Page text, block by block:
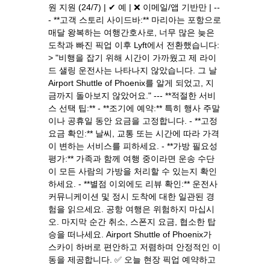
원 지원 (24/7) | ✔ 예 | ❌ 이메일/앱 기반만 | --
- **고객 스토리 사이드바:** 마리아는 포항으로
매달 왕복하는 여행간호사로, 너무 많은 늦은
도착과 빠진 픽업 이후 Lyft에서 전환했습니다:
> "비행을 잡기 위해 시간이 가까웠고 제 라이
드 샐링 운전사는 나타나지 않았습니다. 그 날
Airport Shuttle of Phoenix를 알게 되었고, 지
금까지 돌아보지 않았어요." --- **적절한 서비
스 선택 팁:** - **조기에 예약:** 특히 행사 주말
이나 공휴일 동안 요금을 고정합니다. - **고정
요금 확인:** 날씨, 교통 또는 시간에 따라 가격
이 변하는 서비스를 피하세요. - **가방 필요성
평가:** 가족과 함께 여행 중이라면 운송 수단
이 모든 사람의 가방을 처리할 수 있는지 확인
하세요. - **별점 이외에도 리뷰 확인:** 운전사
커뮤니케이션 및 정시 도착에 대한 일관된 경
험을 읽으세요. 공항 여행은 위험하지 마십시
오. 마지막 순간 취소, 스폰지 요금, 협소한 탑
승을 떠나세요. Airport Shuttle of Phoenix가
스카이 하버로 편안하고 저렴하며 안정적인 이
동을 제공합니다. ✅ 오늘 현장 픽업 예약하고